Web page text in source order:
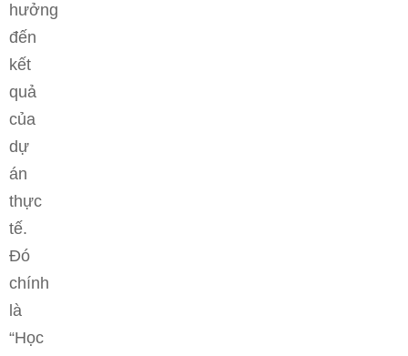
hưởng
đến
kết
quả
của
dự
án
thực
tế.
Đó
chính
là
“Học